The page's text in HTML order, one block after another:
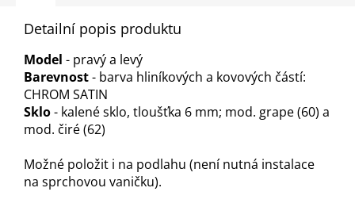
Detailní popis produktu
Model - pravý a levý
Barevnost- barva hliníkových a kovových částí:
CHROM SATIN
Sklo- kalené sklo, tloušťka 6 mm; mod. grape (60) a
mod. čiré (62)
Možné položit i na podlahu (není nutná instalace
na sprchovou vaničku).